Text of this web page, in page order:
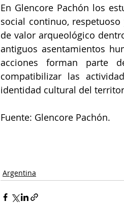
En Glencore Pachón los
social continuo,
de valor arqueológico
antiguos asentamientos
acciones forman parte
compatibilizar las
identidad cultural del
Fuente: Glencore Pachón.
Argentina